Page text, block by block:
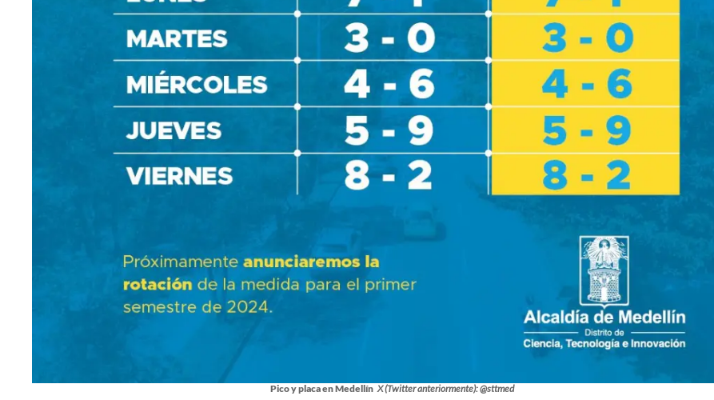
Pico y placa en Medellín X (Twitter anteriormente): @sttmed